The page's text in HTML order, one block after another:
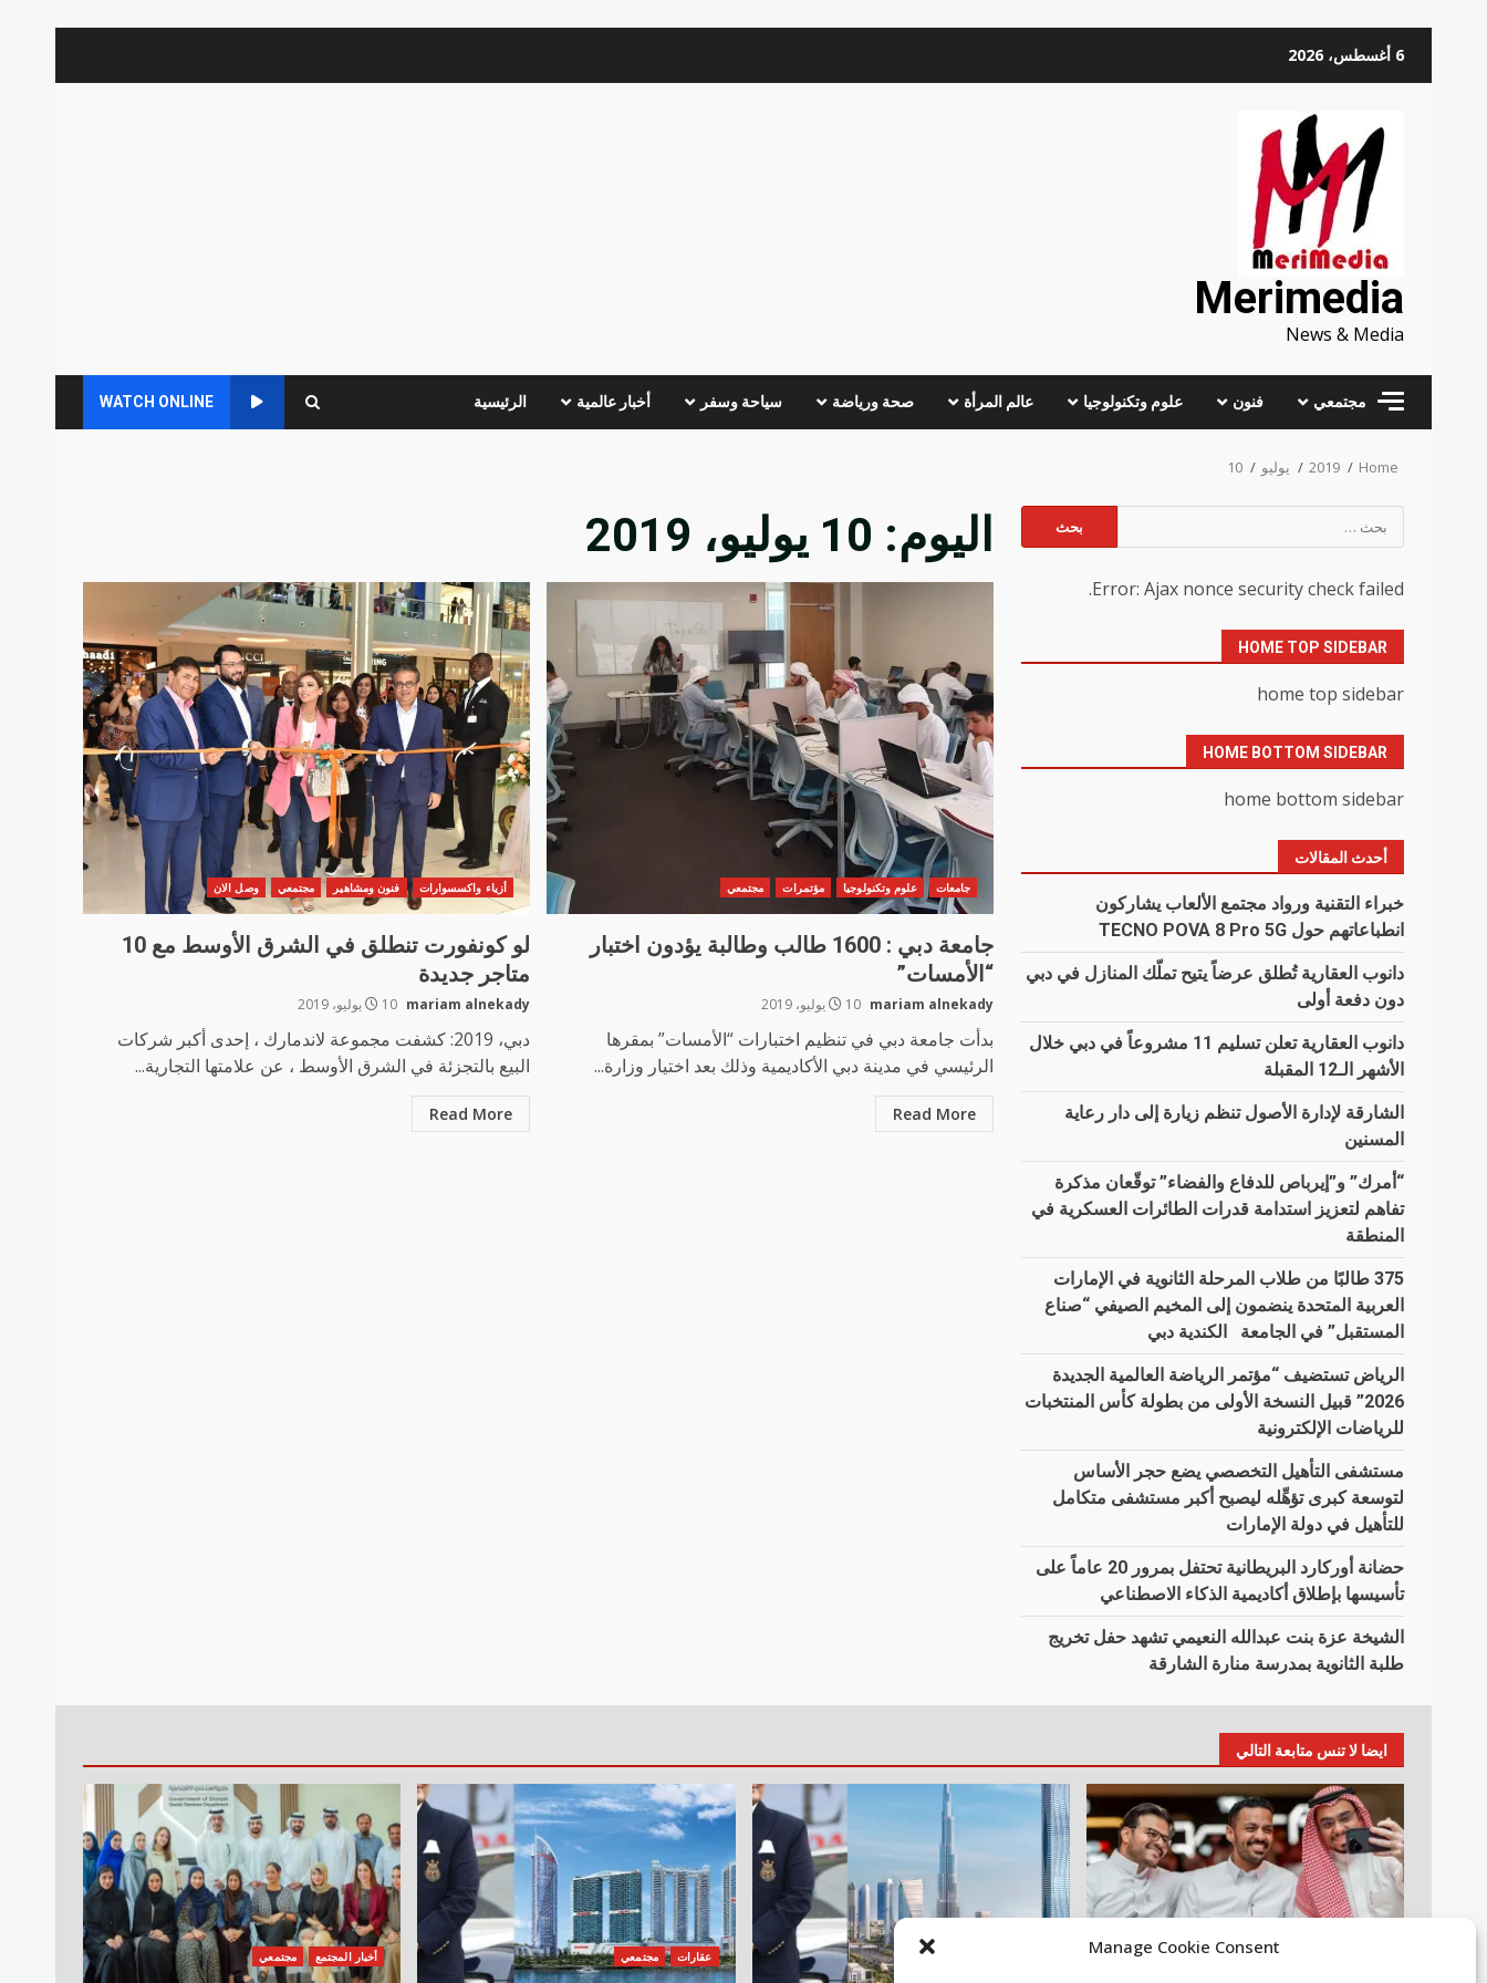
Manage Cookie Consent
6 أغسطس، 2026
Merimedia
News & Media
مجتمعي فنون علوم وتكنولوجيا عالم المرأة صحة ورياضة سياحة وسفر أخبار عالمية الرئيسية WATCH ONLINE
Home
2019 يوليو 10
اليوم: 10 يوليو، 2019
جامعات علوم وتكنولوجيا مؤتمرات مجتمعي
جامعة دبي : 1600 طالب وطالبة يؤدون اختبار
“الأمسات”
mariam alnekady 10 يوليو، 2019
بدأت جامعة دبي في تنظيم اختبارات “الأمسات” بمقرها
الرئيسي في مدينة دبي الأكاديمية وذلك بعد اختيار وزارة...
Read More
أزياء واكسسوارات فنون ومشاهير مجتمعي وصل الان
لو كونفورت تنطلق في الشرق الأوسط مع 10
متاجر جديدة
mariam alnekady 10 يوليو، 2019
دبي، 2019: كشفت مجموعة لاندمارك ، إحدى أكبر شركات
البيع بالتجزئة في الشرق الأوسط ، عن علامتها التجارية...
Read More
عن:
Error: Ajax nonce security check failed.
HOME TOP SIDEBAR
home top sidebar
HOME BOTTOM SIDEBAR
home bottom sidebar
أحدث المقالات
خبراء التقنية ورواد مجتمع الألعاب يشاركون
انطباعاتهم حول TECNO POVA 8 Pro 5G
دانوب العقارية تُطلق عرضاً يتيح تملّك المنازل في دبي
دون دفعة أولى
دانوب العقارية تعلن تسليم 11 مشروعاً في دبي خلال
الأشهر الـ12 المقبلة
الشارقة لإدارة الأصول تنظم زيارة إلى دار رعاية
المسنين
“أمرك” و”إيرباص للدفاع والفضاء” توقّعان مذكرة
تفاهم لتعزيز استدامة قدرات الطائرات العسكرية في
المنطقة
375 طالبًا من طلاب المرحلة الثانوية في الإمارات
العربية المتحدة ينضمون إلى المخيم الصيفي “صناع
المستقبل” في الجامعة الكندية دبي
الرياض تستضيف “مؤتمر الرياضة العالمية الجديدة
2026” قبيل النسخة الأولى من بطولة كأس المنتخبات
للرياضات الإلكترونية
مستشفى التأهيل التخصصي يضع حجر الأساس
لتوسعة كبرى تؤهِّله ليصبح أكبر مستشفى متكامل
للتأهيل في دولة الإمارات
حضانة أوركارد البريطانية تحتفل بمرور 20 عاماً على
تأسيسها بإطلاق أكاديمية الذكاء الاصطناعي
الشيخة عزة بنت عبدالله النعيمي تشهد حفل تخريج
طلبة الثانوية بمدرسة منارة الشارقة
ايضا لا تنس متابعة التالي
مقالات عقارات مجتمعي أخبار المجتمع مجتمعي